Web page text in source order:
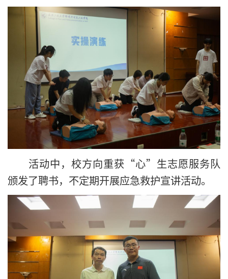
活动中，校方向重获“心”生志愿服务队
颁发了聘书，不定期开展应急救护宣讲活动。